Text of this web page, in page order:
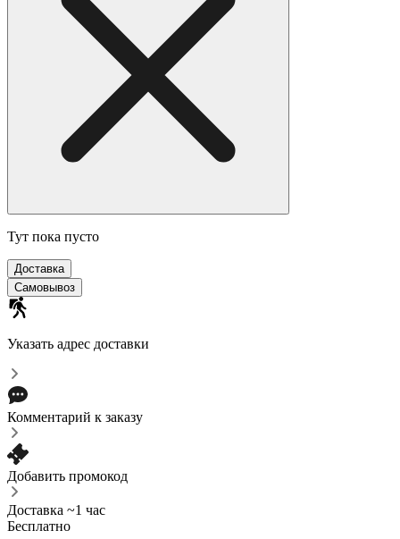
Тут пока пусто
Доставка
Самовывоз
Указать адрес доставки
Комментарий к заказу
Добавить промокод
Доставка ~1 час
Бесплатно